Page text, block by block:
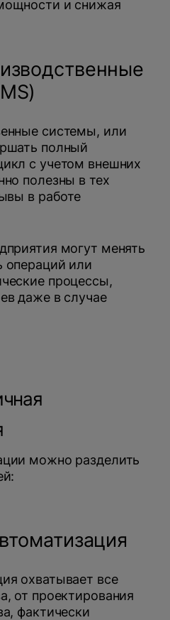
и снижая
системы, или
полный
с учетом внешних
полезны в тех
в работе
могут менять
операций или
процессы,
даже в случае
можно разделить
охватывает все
от проектирования
фактически